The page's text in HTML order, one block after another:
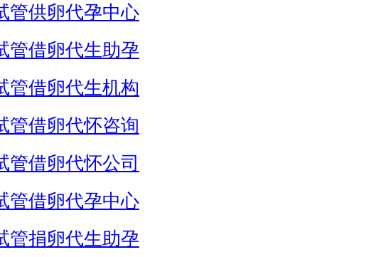
管供卵代孕中心
管借卵代生助孕
管借卵代生机构
管借卵代怀咨询
管借卵代怀公司
管借卵代孕中心
管捐卵代生助孕